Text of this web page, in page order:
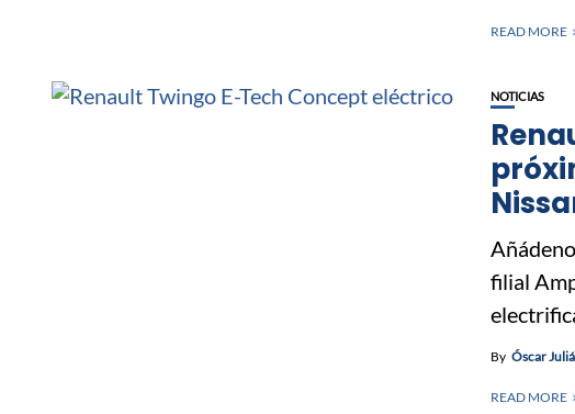
READ MORE
NOTICIAS
filial
By Óscar
READ MORE